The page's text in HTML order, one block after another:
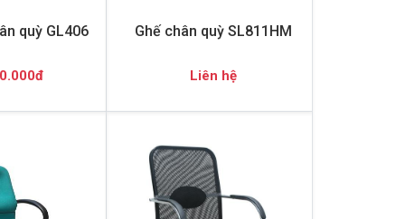
quỳ GL406 Ghế chân quỳ SL811HM
Liên hệ